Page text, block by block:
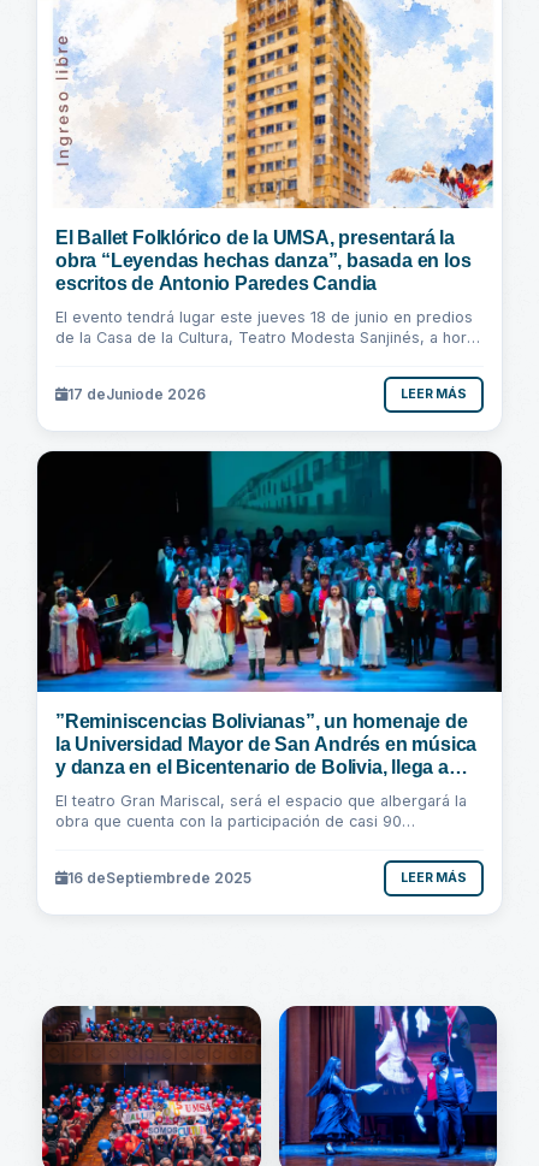
El Ballet Folklórico de la UMSA, presentará la
obra “Leyendas hechas danza”, basada en los
escritos de Antonio Paredes Candia
El evento tendrá lugar este jueves 18 de junio en predios
de la Casa de la Cultura, Teatro Modesta Sanjinés, a horas
17 deJuniode 2026 LEER MÁS
”Reminiscencias Bolivianas”, un homenaje de
la Universidad Mayor de San Andrés en música
y danza en el Bicentenario de Bolivia, llega a
El teatro Gran Mariscal, será el espacio que albergará la
obra que cuenta con la participación de casi 90
16 deSeptiembrede 2025 LEER MÁS